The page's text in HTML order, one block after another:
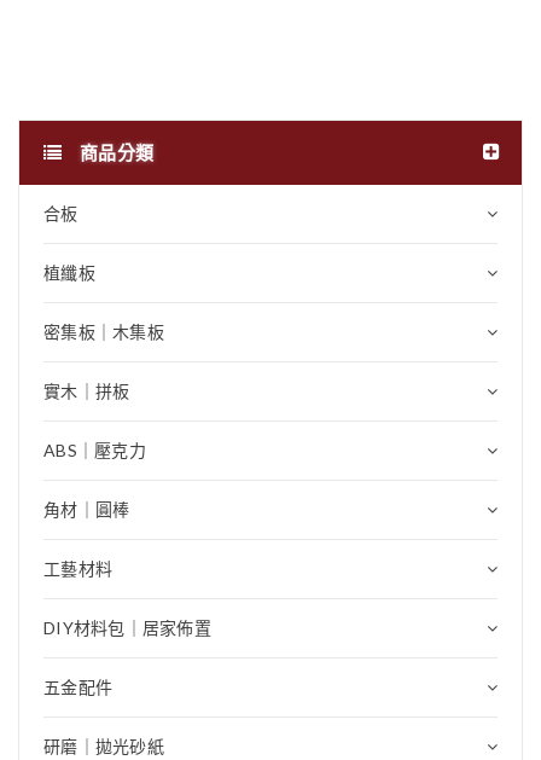
商品分類
合板
植纖板
密集板｜木集板
實木｜拼板
ABS｜壓克力
角材｜圓棒
工藝材料
DIY材料包｜居家佈置
五金配件
研磨｜拋光砂紙